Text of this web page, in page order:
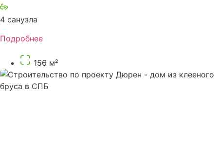
4 санузла
Подробнее
156 м²